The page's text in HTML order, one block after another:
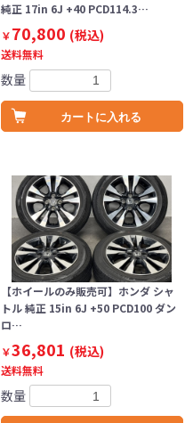
純正 17in 6J +40 PCD114.3…
￥70,800 (税込)
送料無料
数量
カートに入れる
【ホイールのみ販売可】ホンダ シャ
トル 純正 15in 6J +50 PCD100 ダン
ロ…
￥36,801 (税込)
送料無料
数量